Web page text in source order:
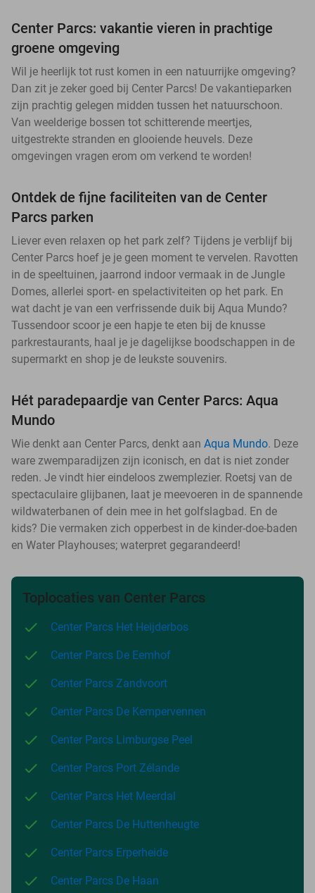
Center Parcs: vakantie vieren in prachtige
groene omgeving
Wil je heerlijk tot rust komen in een natuurrijke omgeving?
Dan zit je zeker goed bij Center Parcs! De vakantieparken
zijn prachtig gelegen midden tussen het natuurschoon.
Van weelderige bossen tot schitterende meertjes,
uitgestrekte stranden en glooiende heuvels. Deze
omgevingen vragen erom om verkend te worden!
Ontdek de fijne faciliteiten van de Center
Parcs parken
Liever even relaxen op het park zelf? Tijdens je verblijf bij
Center Parcs hoef je je geen moment te vervelen. Ravotten
in de speeltuinen, jaarrond indoor vermaak in de Jungle
Domes, allerlei sport- en spelactiviteiten op het park. En
wat dacht je van een verfrissende duik bij Aqua Mundo?
Tussendoor scoor je een hapje te eten bij de knusse
parkrestaurants, haal je je dagelijkse boodschappen in de
supermarkt en shop je de leukste souvenirs.
Hét paradepaardje van Center Parcs: Aqua
Mundo
Wie denkt aan Center Parcs, denkt aan Aqua Mundo. Deze
ware zwemparadijzen zijn iconisch, en dat is niet zonder
reden. Je vindt hier eindeloos zwemplezier. Roetsj van de
spectaculaire glijbanen, laat je meevoeren in de spannende
wildwaterbanen of dein mee in het golfslagbad. En de
kids? Die vermaken zich opperbest in de kinder-doe-baden
en Water Playhouses; waterpret gegarandeerd!
Toplocaties van Center Parcs
Center Parcs Het Heijderbos
Center Parcs De Eemhof
Center Parcs Zandvoort
Center Parcs De Kempervennen
Center Parcs Limburgse Peel
Center Parcs Port Zélande
Center Parcs Het Meerdal
Center Parcs De Huttenheugte
Center Parcs Erperheide
Center Parcs De Haan